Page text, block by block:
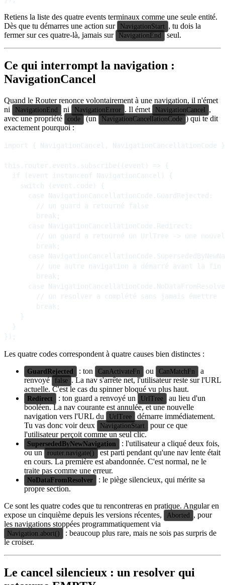
Retiens la liste des quatre events terminaux comme une seule entité.
Dès que tu démarres une action sur
NavigationStart , tu dois la
fermer sur ces quatre-là, jamais sur
NavigationEnd seul.
Ce qui interrompt la navigation :
NavigationCancel
Quand le Router renonce volontairement à une navigation, il n'émet
ni
NavigationEnd ni NavigationError . Il émet NavigationCancel
,
avec une propriété
code (un NavigationCancellationCode ) qui te dit
exactement pourquoi :
import { NavigationCancel,
this.router.events.subscribe((event) => {
  if (event instanceof NavigationCancel) {
    switch (event.code) {
      case NavigationCancellationCode.GuardRejected:
        // un guard a retourné false
        break;
      case NavigationCancellationCode.Redirect:
// un guard a retourné un UrlTree -> une
        break;
case
// une autre navigation a démarré avant la fin
        break;
case
        // un resolver a complété sans jamais émettre
        break;
    }
  }
Les quatre codes correspondent à quatre causes bien distinctes :
GuardRejected : ton CanActivateFn ou CanMatchFn
a
renvoyé false . La nav s'arrête net, l'utilisateur reste sur l'URL
actuelle. C'est le cas du spinner bloqué vu plus haut.
Redirect : ton guard a renvoyé un UrlTree
au lieu d'un
booléen. La nav courante est annulée, et une nouvelle
navigation vers l'URL du
UrlTree
démarre immédiatement.
Tu vas donc voir deux
NavigationStart
pour ce que
l'utilisateur perçoit comme un seul clic.
SupersededByNewNavigation
: l'utilisateur a cliqué deux fois,
ou un router.navigate() est parti pendant qu'une nav lente était
en cours. La première est abandonnée. C'est normal, ne le
traite pas comme une erreur.
NoDataFromResolver
: le piège silencieux, qui mérite sa
propre section.
Ce sont les quatre codes que tu rencontreras en pratique. Angular en
expose un cinquième depuis les versions récentes,
Aborted
, pour
les navigations stoppées programmatiquement via
Navigation.abort()
: beaucoup plus rare, mais ne sois pas surpris de
le croiser.
Le cancel silencieux : un resolver qui